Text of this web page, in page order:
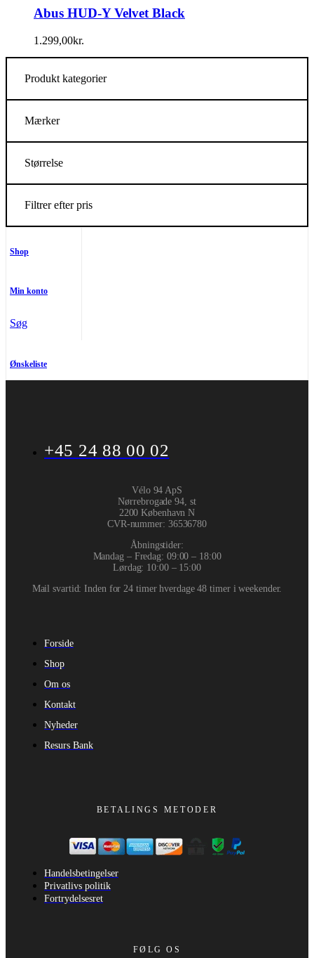
Abus HUD-Y Velvet Black
1.299,00kr.
Produkt kategorier
Mærker
Størrelse
Filtrer efter pris
Shop
Min konto
Søg
Ønskeliste
+45 24 88 00 02
Vélo 94 ApS
Nørrebrogade 94, st
2200 København N
CVR-nummer: 36536780
Åbningstider:
Mandag – Fredag: 09:00 – 18:00
Lørdag: 10:00 – 15:00
Mail svartid: Inden for 24 timer hverdage 48 timer i weekender.
Forside
Shop
Om os
Kontakt
Nyheder
Resurs Bank
BETALINGS METODER
Handelsbetingelser
Privatlivs politik
Fortrydelsesret
FØLG OS